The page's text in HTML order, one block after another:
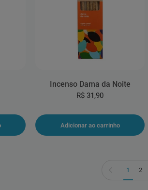
Incenso Dama da Noite
R$ 31,90
Adicionar ao carrinho
Página anterior1 2